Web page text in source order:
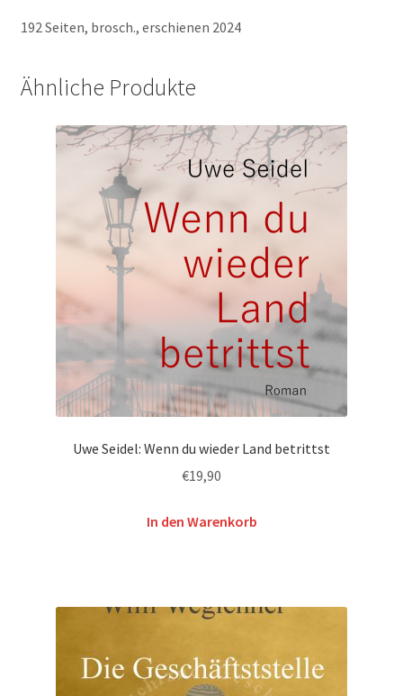
192 Seiten, brosch., erschienen 2024
Ähnliche Produkte
Uwe Seidel: Wenn du wieder Land betrittst
€19,90
In den Warenkorb